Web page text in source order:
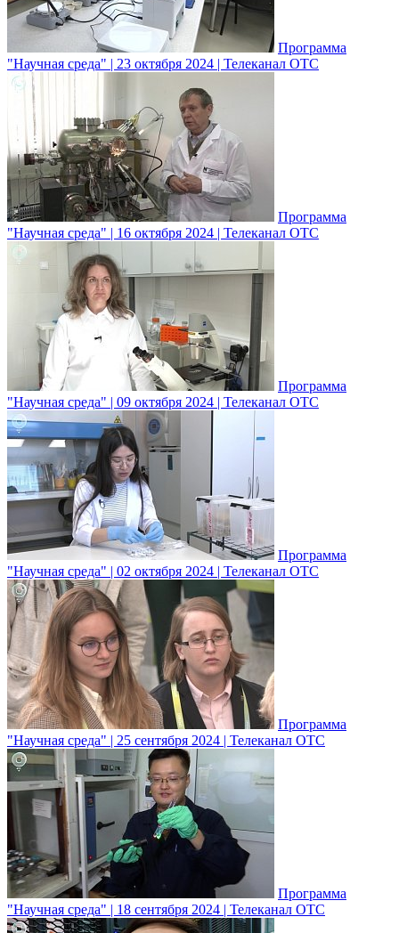
Программа
"Научная среда" | 23 октября 2024 | Телеканал ОТС
Программа
"Научная среда" | 16 октября 2024 | Телеканал ОТС
Программа
"Научная среда" | 09 октября 2024 | Телеканал ОТС
Программа
"Научная среда" | 02 октября 2024 | Телеканал ОТС
Программа
"Научная среда" | 25 сентября 2024 | Телеканал ОТС
Программа
"Научная среда" | 18 сентября 2024 | Телеканал ОТС